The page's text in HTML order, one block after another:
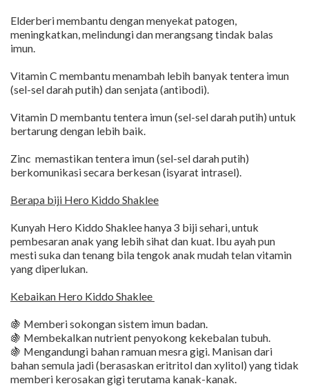
Elderberi membantu dengan menyekat patogen,
meningkatkan, melindungi dan merangsang tindak balas
imun.
Vitamin C membantu menambah lebih banyak tentera imun
(sel-sel darah putih) dan senjata (antibodi).
Vitamin D membantu tentera imun (sel-sel darah putih) untuk
bertarung dengan lebih baik.
Zinc memastikan tentera imun (sel-sel darah putih)
berkomunikasi secara berkesan (isyarat intrasel).
Berapa biji Hero Kiddo Shaklee
Kunyah Hero Kiddo Shaklee hanya 3 biji sehari, untuk
pembesaran anak yang lebih sihat dan kuat. Ibu ayah pun
mesti suka dan tenang bila tengok anak mudah telan vitamin
yang diperlukan.
Kebaikan Hero Kiddo Shaklee
🍇 Memberi sokongan sistem imun badan.
🍇 Membekalkan nutrient penyokong kekebalan tubuh.
🍇 Mengandungi bahan ramuan mesra gigi. Manisan dari
bahan semula jadi (berasaskan eritritol dan xylitol) yang tidak
memberi kerosakan gigi terutama kanak-kanak.